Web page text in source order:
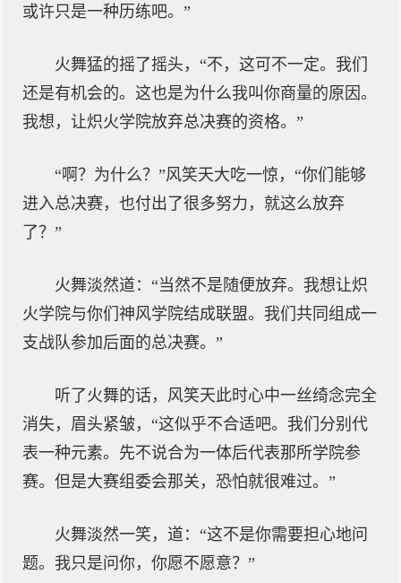
或许只是一种历练吧。”
火舞猛的摇了摇头，“不，这可不一定。我们
还是有机会的。这也是为什么我叫你商量的原因。
我想，让炽火学院放弃总决赛的资格。”
“啊？为什么？”风笑天大吃一惊，“你们能够
进入总决赛，也付出了很多努力，就这么放弃
了？”
火舞淡然道：“当然不是随便放弃。我想让炽
火学院与你们神风学院结成联盟。我们共同组成一
支战队参加后面的总决赛。”
听了火舞的话，风笑天此时心中一丝绮念完全
消失，眉头紧皱，“这似乎不合适吧。我们分别代
表一种元素。先不说合为一体后代表那所学院参
赛。但是大赛组委会那关，恐怕就很难过。”
火舞淡然一笑，道：“这不是你需要担心地问
题。我只是问你，你愿不愿意？”